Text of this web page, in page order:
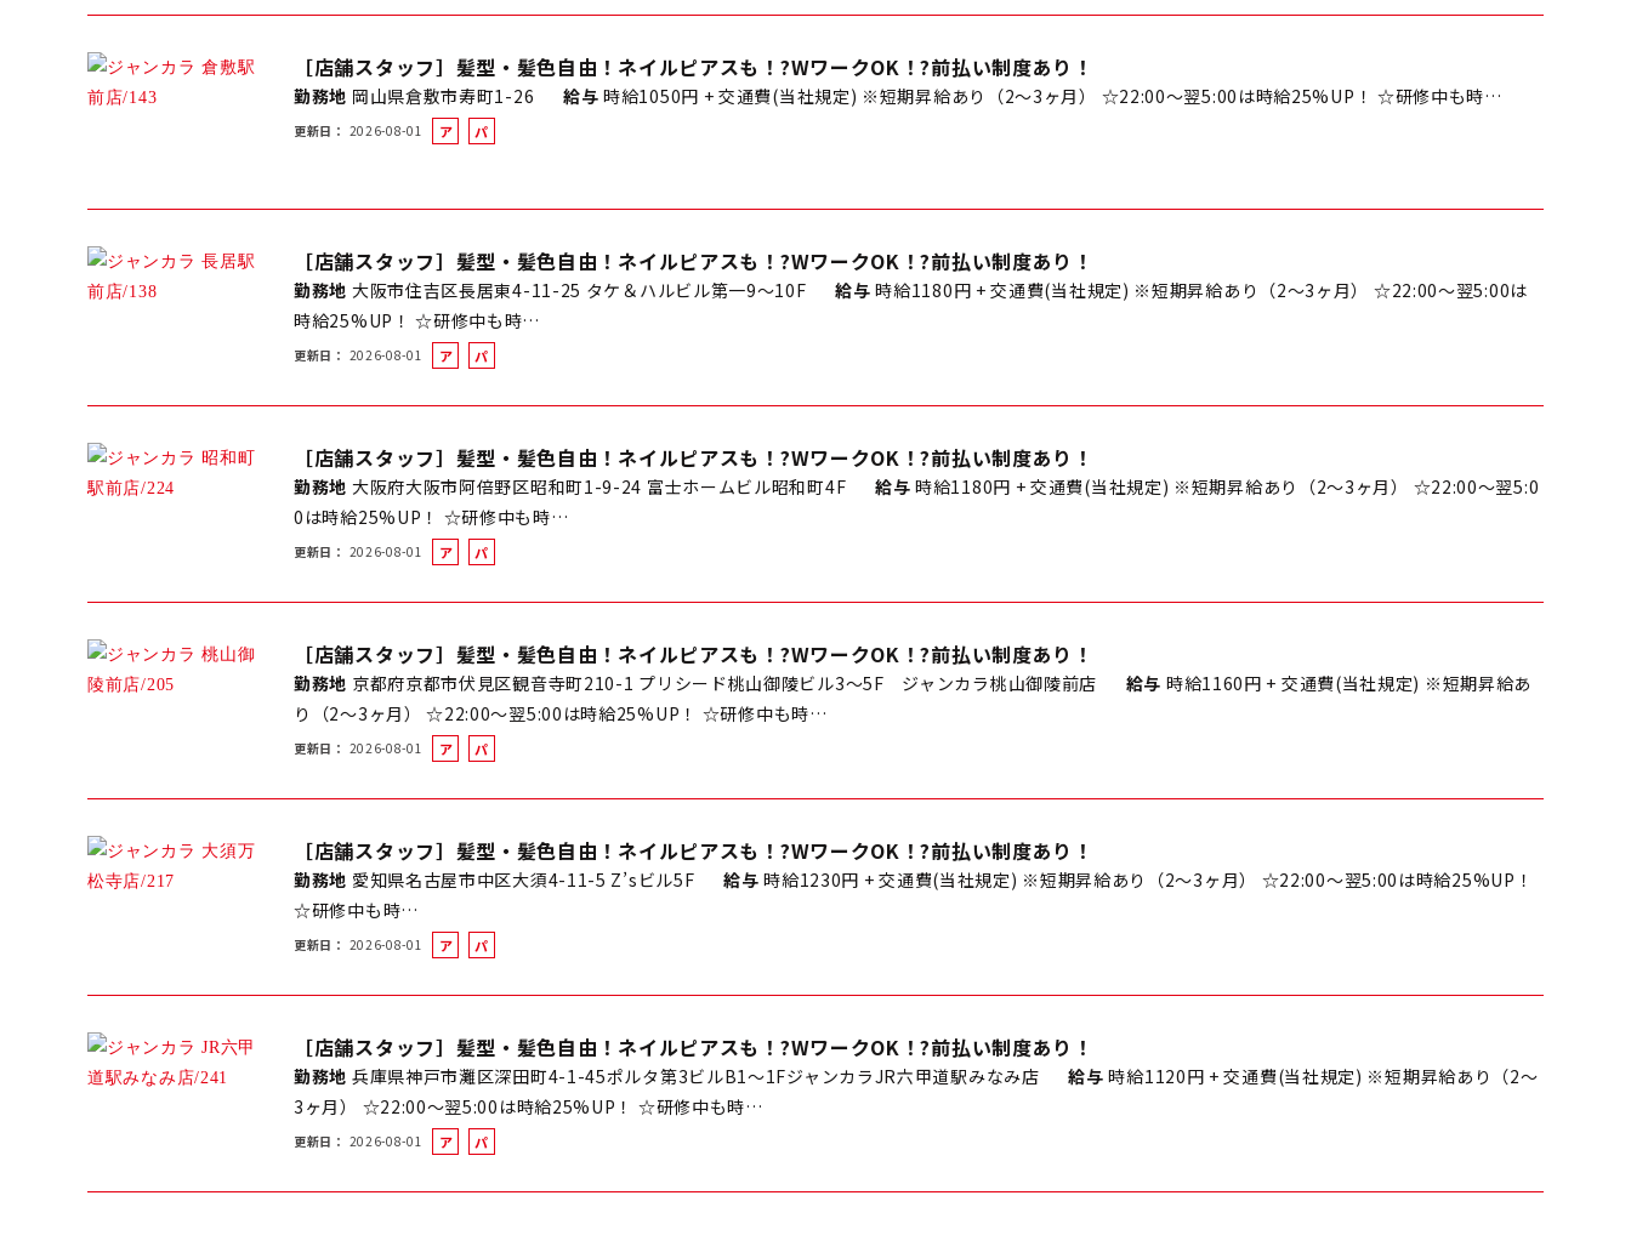
バ
ト
ト
［店舗スタッフ］髪型・髪色自由！ネイルピアスも！?WワークOK！?前払い制度あり！
勤務地 岡山県倉敷市寿町1-26 給与 時給1050円 + 交通費(当社規定) ※短期昇給あり（2～3ヶ月） ☆22:00～翌5:00は時給25%UP！ ☆研修中も時…
更新日 2026-08-01
ア
イ
パ
［店舗スタッフ］髪型・髪色自由！ネイルピアスも！?WワークOK！?前払い制度あり！
勤務地 大阪市住吉区長居東4-11-25 タケ＆ハルビル第一9～10F 給与 時給1180円 + 交通費(当社規定) ※短期昇給あり（2～3ヶ月） ☆22:00～翌5:00は
時給25%UP！ ☆研修中も時…
更新日 2026-08-01
ア
バ
ト
パ
ト
［店舗スタッフ］髪型・髪色自由！ネイルピアスも！?WワークOK！?前払い制度あり！
勤務地 大阪府大阪市阿倍野区昭和町1-9-24 富士ホームビル昭和町4F 給与 時給1180円 + 交通費(当社規定) ※短期昇給あり（2～3ヶ月） ☆22:00～翌5:0
0は時給25%UP！ ☆研修中も時…
更新日 2026-08-01
ア
バ
ト
パ
ト
［店舗スタッフ］髪型・髪色自由！ネイルピアスも！?WワークOK！?前払い制度あり！
勤務地 京都府京都市伏見区観音寺町210-1 プリシード桃山御陵ビル3～5F ジャンカラ桃山御陵前店 給与 時給1160円 + 交通費(当社規定) ※短期昇給あ
り（2～3ヶ月） ☆22:00～翌5:00は時給25%UP！ ☆研修中も時…
更新日 2026-08-01
ア
バ
ト
パ
ト
［店舗スタッフ］髪型・髪色自由！ネイルピアスも！?WワークOK！?前払い制度あり！
勤務地 愛知県名古屋市中区大須4-11-5 Z’sビル5F 給与 時給1230円 + 交通費(当社規定) ※短期昇給あり（2～3ヶ月） ☆22:00～翌5:00は時給25%UP！
☆研修中も時…
更新日 2026-08-01
ア
バ
ト
パ
ト
［店舗スタッフ］髪型・髪色自由！ネイルピアスも！?WワークOK！?前払い制度あり！
勤務地 兵庫県神戸市灘区深田町4-1-45ポルタ第3ビルB1～1FジャンカラJR六甲道駅みなみ店 給与 時給1120円 + 交通費(当社規定) ※短期昇給あり（2～
3ヶ月） ☆22:00～翌5:00は時給25%UP！ ☆研修中も時…
更新日 2026-08-01
ア
バ
パ
ト